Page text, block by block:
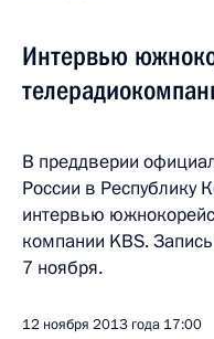
Интервью
В преддверии
России в Республику
интервью
компании KBS.
7 ноября.
12 ноября 2013 года 17:00